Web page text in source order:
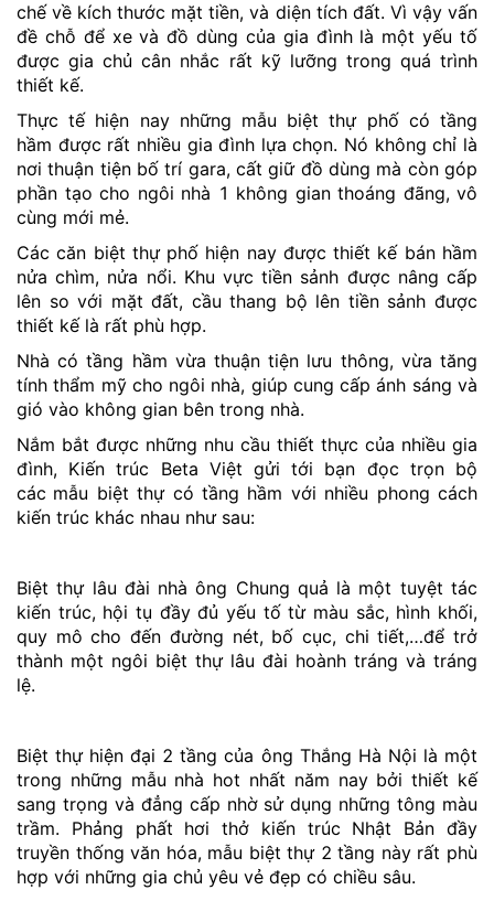
chế về kích thước mặt tiền, và diện tích đất. Vì vậy vấn
đề chỗ để xe và đồ dùng của gia đình là một yếu tố
được gia chủ cân nhắc rất kỹ lưỡng trong quá trình
thiết kế.
Thực tế hiện nay những mẫu biệt thự phố có tầng
hầm được rất nhiều gia đình lựa chọn. Nó không chỉ là
nơi thuận tiện bố trí gara, cất giữ đồ dùng mà còn góp
phần tạo cho ngôi nhà 1 không gian thoáng đãng, vô
cùng mới mẻ.
Các căn biệt thự phố hiện nay được thiết kế bán hầm
nửa chìm, nửa nổi. Khu vực tiền sảnh được nâng cấp
lên so với mặt đất, cầu thang bộ lên tiền sảnh được
thiết kế là rất phù hợp.
Nhà có tầng hầm vừa thuận tiện lưu thông, vừa tăng
tính thẩm mỹ cho ngôi nhà, giúp cung cấp ánh sáng và
gió vào không gian bên trong nhà.
Nắm bắt được những nhu cầu thiết thực của nhiều gia
đình, Kiến trúc Beta Việt gửi tới bạn đọc trọn bộ
các mẫu biệt thự có tầng hầm với nhiều phong cách
kiến trúc khác nhau như sau:
Biệt thự lâu đài nhà ông Chung quả là một tuyệt tác
kiến trúc, hội tụ đầy đủ yếu tố từ màu sắc, hình khối,
quy mô cho đến đường nét, bố cục, chi tiết,…để trở
thành một ngôi biệt thự lâu đài hoành tráng và tráng
lệ.
Biệt thự hiện đại 2 tầng của ông Thắng Hà Nội là một
trong những mẫu nhà hot nhất năm nay bởi thiết kế
sang trọng và đẳng cấp nhờ sử dụng những tông màu
trầm. Phảng phất hơi thở kiến trúc Nhật Bản đầy
truyền thống văn hóa, mẫu biệt thự 2 tầng này rất phù
hợp với những gia chủ yêu vẻ đẹp có chiều sâu.